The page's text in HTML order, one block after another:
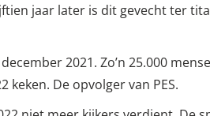
jaar later is dit gevecht ter
2021. Zo’n 25.000
keken. De opvolger van PES.